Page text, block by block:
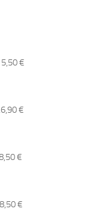
€
€
€
€